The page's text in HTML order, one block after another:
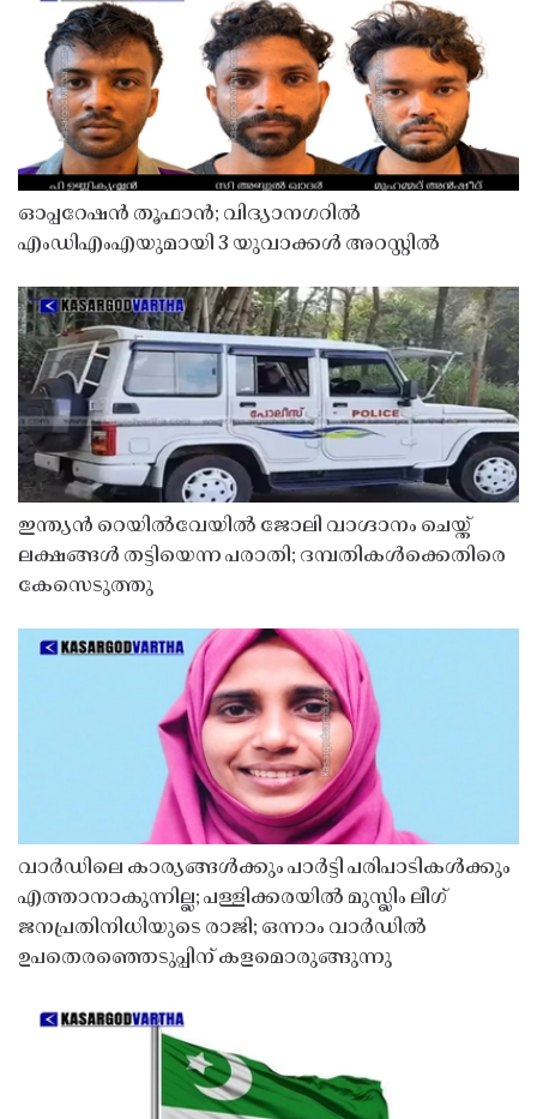
ഓപ്പറേഷൻ തൂഫാൻ; വിദ്യാനഗറിൽ
എംഡിഎംഎയുമായി 3 യുവാക്കൾ അറസ്റ്റിൽ
ഇന്ത്യൻ റെയിൽവേയിൽ ജോലി വാഗ്ദാനം ചെയ്ത്
ലക്ഷങ്ങൾ തട്ടിയെന്ന പരാതി; ദമ്പതികൾക്കെതിരെ
കേസെടുത്തു
വാർഡിലെ കാര്യങ്ങൾക്കും പാർട്ടി പരിപാടികൾക്കും
എത്താനാകുന്നില്ല; പള്ളിക്കരയിൽ മുസ്ലിം ലീഗ്
ജനപ്രതിനിധിയുടെ രാജി; ഒന്നാം വാർഡിൽ
ഉപതെരഞ്ഞെടുപ്പിന് കളമൊരുങ്ങുന്നു